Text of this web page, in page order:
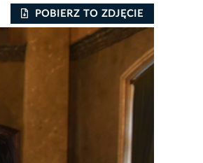
POBIERZ TO ZDJĘCIE